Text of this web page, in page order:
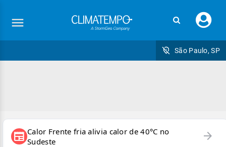
seu
São Paulo, SP
newspaper Calor Frente fria alivia calor de 40°C no
Sudeste
arrow_forward